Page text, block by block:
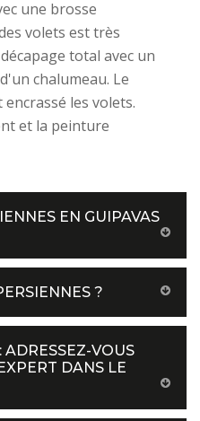
une brosse
volets est très
total avec un
chalumeau. Le
les volets.
et la peinture
EN GUIPAVAS
?
ADRESSEZ-VOUS
DANS LE